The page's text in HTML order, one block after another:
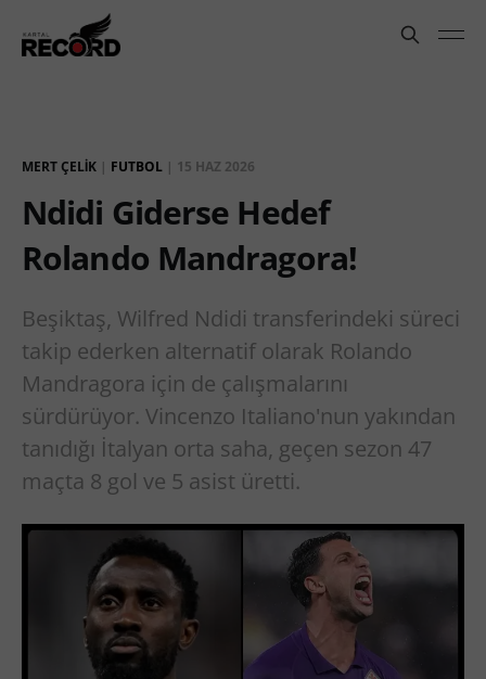
MERT ÇELIK | FUTBOL | 15 HAZ 2026
Ndidi Giderse Hedef
Rolando Mandragora!
Beşiktaş, Wilfred Ndidi transferindeki süreci
takip ederken alternatif olarak Rolando
Mandragora için de çalışmalarını
sürdürüyor. Vincenzo Italiano'nun yakından
tanıdığı İtalyan orta saha, geçen sezon 47
maçta 8 gol ve 5 asist üretti.